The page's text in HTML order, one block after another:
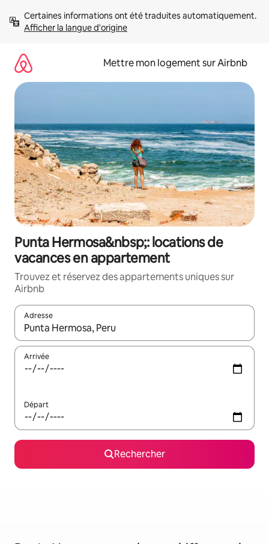
directement
Afficher la langue d'origine
Mettre mon logement sur Airbnb
Punta Hermosa&nbsp;: locations de
vacances en appartement
Trouvez et réservez des appartements uniques sur
Airbnb
Adresse
Lorsque les résultats s'affichent, utilisez les flèches vers le
Arrivée
Départ
Rechercher